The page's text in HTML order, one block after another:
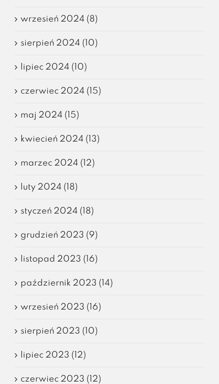
wrzesień 2024 (8)
sierpień 2024 (10)
lipiec 2024 (10)
czerwiec 2024 (15)
maj 2024 (15)
kwiecień 2024 (13)
marzec 2024 (12)
luty 2024 (18)
styczeń 2024 (18)
grudzień 2023 (9)
listopad 2023 (16)
październik 2023 (14)
wrzesień 2023 (16)
sierpień 2023 (10)
lipiec 2023 (12)
czerwiec 2023 (12)